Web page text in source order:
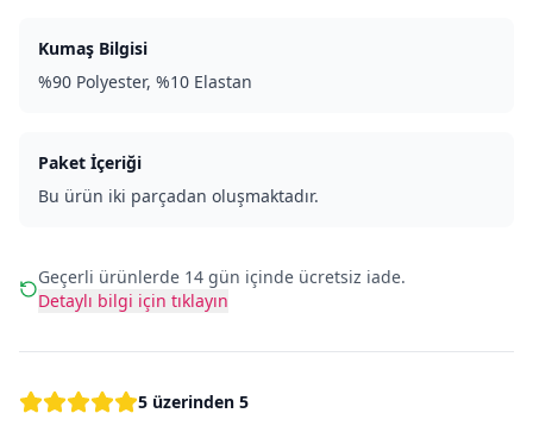
Kumaş Bilgisi
%90 Polyester, %10 Elastan
Paket İçeriği
Bu ürün iki parçadan oluşmaktadır.
Geçerli ürünlerde 14 gün içinde ücretsiz iade.
Detaylı bilgi için tıklayın
5 üzerinden 5